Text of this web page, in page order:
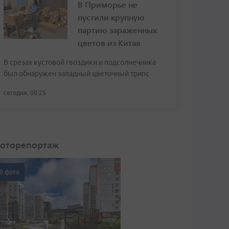
В Приморье не
пустили крупную
партию зараженных
цветов из Китая
В срезах кустовой гвоздики и подсолнечника
был обнаружен западный цветочный трипс
сегодня, 00:25
фото